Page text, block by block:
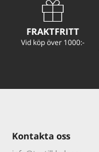
FRAKTFRITT
Vid köp över 1000:-
Kontakta oss